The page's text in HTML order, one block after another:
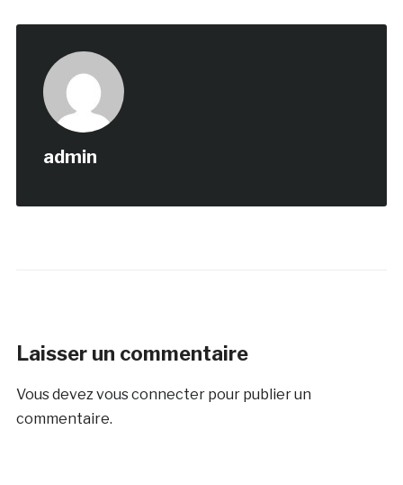
admin
Laisser un commentaire
Vous devezvous connecterpour publier un
commentaire.